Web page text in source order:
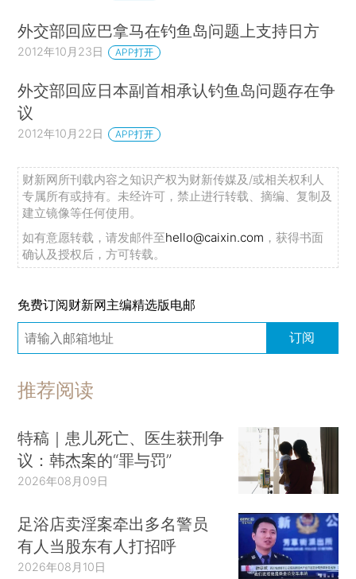
外交部回应巴拿马在钓鱼岛问题上支持日方
2012年10月23日 APP打开
外交部回应日本副首相承认钓鱼岛问题存在争
议
2012年10月22日 APP打开
财新网所刊载内容之知识产权为财新传媒及/或相关权利人
专属所有或持有。未经许可，禁止进行转载、摘编、复制及
建立镜像等任何使用。
如有意愿转载，请发邮件至hello@caixin.com ，获得书面
确认及授权后，方可转载。
免费订阅财新网主编精选版电邮
订阅
推荐阅读
特稿｜患儿死亡、医生获刑争
议：韩杰案的“罪与罚”
2026年08月09日
足浴店卖淫案牵出多名警员
有人当股东有人打招呼
2026年08月10日